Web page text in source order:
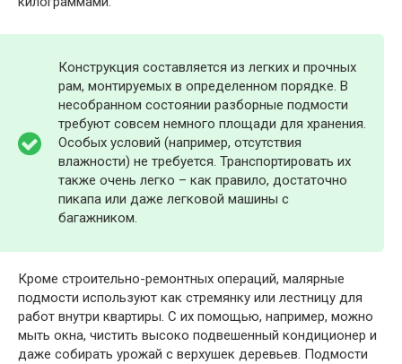
Конструкция составляется из легких и прочных
рам, монтируемых в определенном порядке. В
несобранном состоянии разборные подмости
требуют совсем немного площади для хранения.
Особых условий (например, отсутствия
влажности) не требуется. Транспортировать их
также очень легко – как правило, достаточно
пикапа или даже легковой машины с
багажником.
Кроме строительно-ремонтных операций, малярные
подмости используют как стремянку или лестницу для
работ внутри квартиры. С их помощью, например, можно
мыть окна, чистить высоко подвешенный кондиционер и
даже собирать урожай с верхушек деревьев. Подмости